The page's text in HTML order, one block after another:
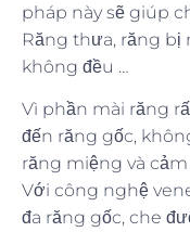
pháp này sẽ giúp
Răng thưa, răng bị
không đều …
Vì phần mài răng
đến răng gốc,
răng miệng và
Với công nghệ
đa răng gốc, che